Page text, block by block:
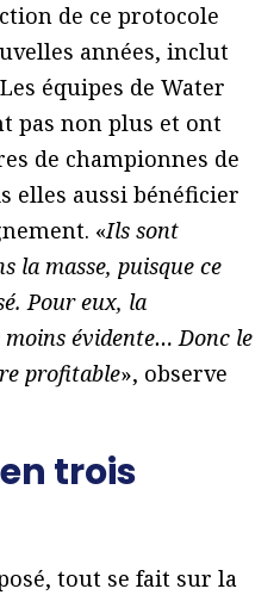
de ce protocole
années, inclut
équipes de Water
pas non plus et ont
de championnes de
elles aussi bénéficier
«Ils sont
la masse, puisque ce
Pour eux, la
évidente… Donc le
profitable», observe
trois
tout se fait sur la